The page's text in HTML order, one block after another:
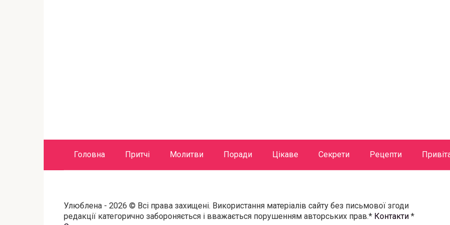
Головна Притчі Молитви Поради Цікаве Секрети Рецепти
Улюблена - 2026 © Всі права захищені. Використання матеріалів сайту без письмової згоди
редакції категорично забороняється і вважається порушенням авторських прав.* Контакти *